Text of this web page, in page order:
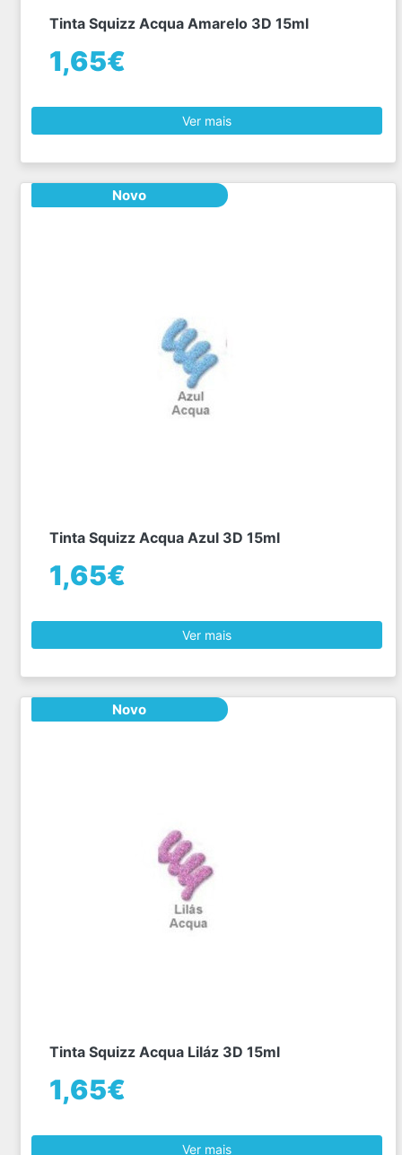
Tinta Squizz Acqua Amarelo 3D 15ml
1,65€
Ver mais
Novo
Tinta Squizz Acqua Azul 3D 15ml
1,65€
Ver mais
Novo
Tinta Squizz Acqua Liláz 3D 15ml
1,65€
Ver mais